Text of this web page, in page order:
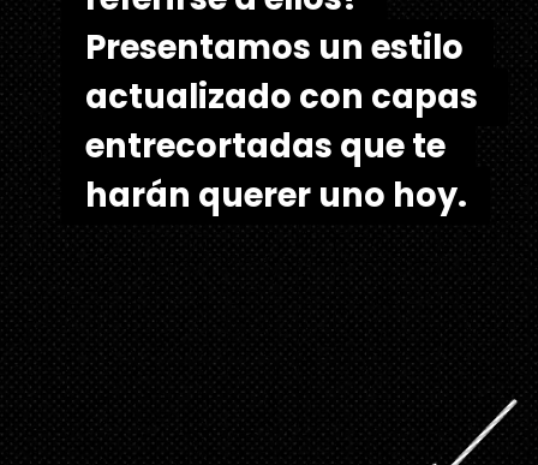
Presentamos un estilo
actualizado con capas
entrecortadas que te
harán querer uno hoy.
Presentamos un estilo
actualizado con capas
entrecortadas que te